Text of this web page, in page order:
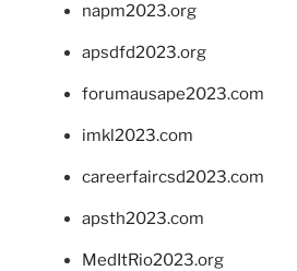
napm2023.org
apsdfd2023.org
forumausape2023.com
imkl2023.com
careerfaircsd2023.com
apsth2023.com
MedItRio2023.org